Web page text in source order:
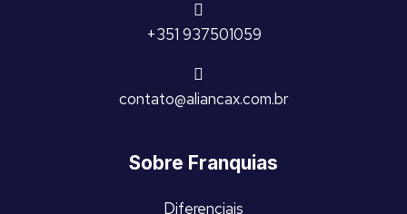
+351 937501059
contato@aliancax.com.br
Sobre Franquias
Diferenciais